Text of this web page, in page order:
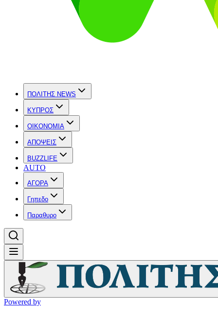
ΠΟΛΙΤΗΣ NEWS
ΚΥΠΡΟΣ
OIKONOMIA
ΑΠΟΨΕΙΣ
BUZZLIFE
AUTO
ΑΓΟΡΑ
Γηπεδο
Παραθυρο
Powered by